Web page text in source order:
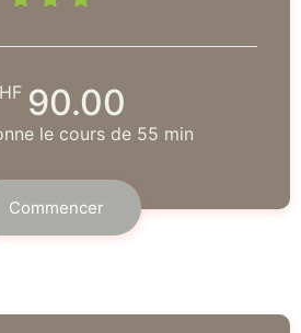
90.00
le cours de 55 min
Commencer